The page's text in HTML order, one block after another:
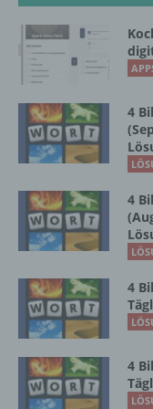
4
4
4
4
Daten wie
Auslesen,
die
Verbreitung
Löschen
d)
künftige